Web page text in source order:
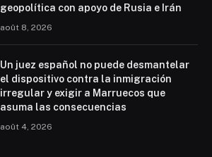
geopolítica con apoyo de Rusia e Irán
août 8, 2026
Un juez español no puede desmantelar
el dispositivo contra la inmigración
irregular y exigir a Marruecos que
asuma las consecuencias
août 4, 2026